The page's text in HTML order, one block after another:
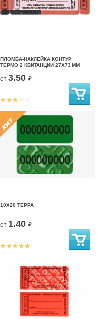
ПЛОМБА-НАКЛЕЙКА КОНТУР
ТЕРМО 2 КВИТАНЦИИ 27Х73 ММ
от 3.50 ₽
10Х20 ТЕРРА
от 1.40 ₽